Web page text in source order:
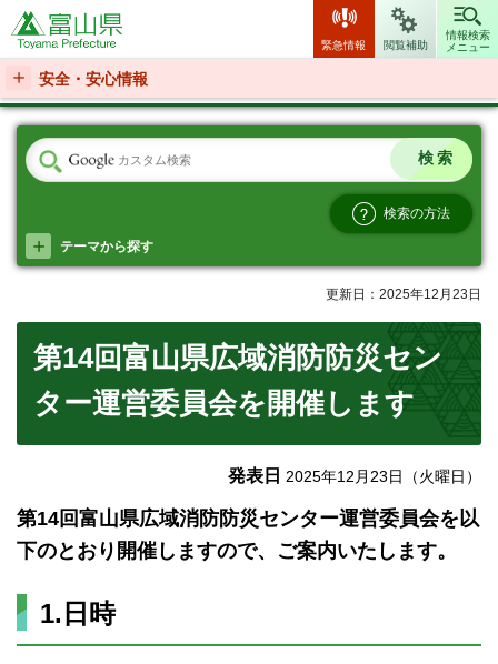
富山県
緊急情報 閲覧補助
情報検索
メニュー
安全・安心情報
検索の方法
テーマから探す
更新日：2025年12月23日
第14回富山県広域消防防災セン
ター運営委員会を開催します
発表日 2025年12月23日（火曜日）
第14回富山県広域消防防災センター運営委員会を以
下のとおり開催しますので、ご案内いたします。
1.日時